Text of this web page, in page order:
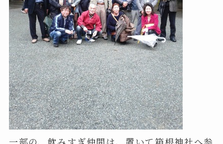
一部の、飲みすぎ仲間は、置いて箱根神社へ参